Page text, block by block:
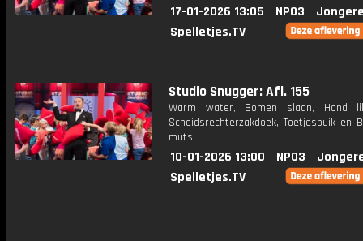
17-01-2026 13:05 NPO3
Spelletjes.TV
Studio Snugger: Afl. 155
Warm water, Bomen slaan, Hond
Scheidsrechterzakdoek, Toetjesbuik en
muts.
10-01-2026 13:00 NPO3
Spelletjes.TV